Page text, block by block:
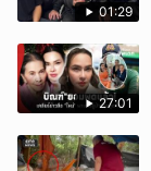
01:29
27:01